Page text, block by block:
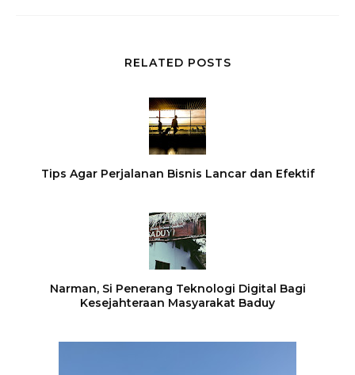
RELATED POSTS
Tips Agar Perjalanan Bisnis Lancar dan Efektif
Narman, Si Penerang Teknologi Digital Bagi
Kesejahteraan Masyarakat Baduy